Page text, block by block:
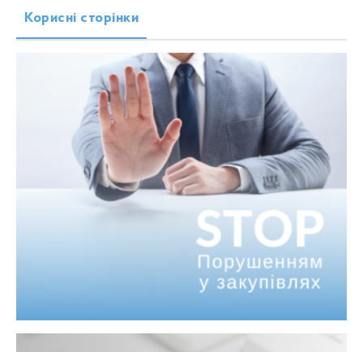
Корисні сторінки